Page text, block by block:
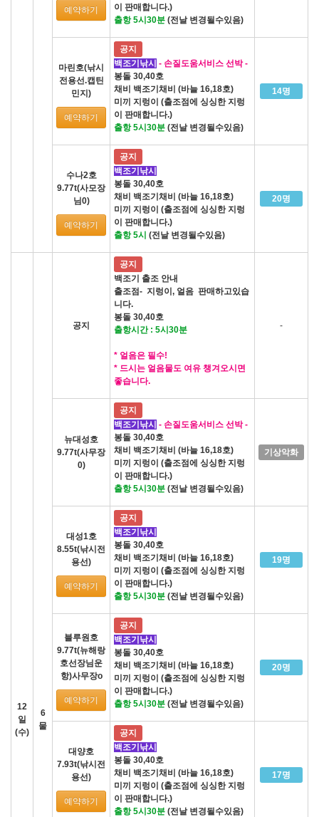
예약하기
이 판매합니다.)
출항 5시30분 (전날 변경될수있음)
마린호(낚시
전용선.캡틴
민지)
예약하기
공지
백조기낚시 - 손질도움서비스 선박 -
봉돌 30,40호
채비 백조기채비 (바늘 16,18호)
미끼 지렁이 (출조점에 싱싱한 지렁
이 판매합니다.)
출항 5시30분 (전날 변경될수있음)
14명
수나2호
9.77t(사모장
님0)
예약하기
공지
백조기낚시
봉돌 30,40호
채비 백조기채비 (바늘 16,18호)
미끼 지렁이 (출조점에 싱싱한 지렁
이 판매합니다.)
출항 5시 (전날 변경될수있음)
20명
12
일
(수)
6
물
공지
공지
백조기 출조 안내
출조점- 지렁이, 얼음 판매하고있습
니다.
봉돌 30,40호
출항시간 : 5시30분
* 얼음은 필수!
* 드시는 얼음물도 여유 챙겨오시면
좋습니다.
-
뉴대성호
9.77t(사무장
0)
공지
백조기낚시 - 손질도움서비스 선박 -
봉돌 30,40호
채비 백조기채비 (바늘 16,18호)
미끼 지렁이 (출조점에 싱싱한 지렁
이 판매합니다.)
출항 5시30분 (전날 변경될수있음)
기상악화
대성1호
8.55t(낚시전
용선)
예약하기
공지
백조기낚시
봉돌 30,40호
채비 백조기채비 (바늘 16,18호)
미끼 지렁이 (출조점에 싱싱한 지렁
이 판매합니다.)
출항 5시30분 (전날 변경될수있음)
19명
블루원호
9.77t(뉴해랑
호선장님운
항)사무장o
예약하기
공지
백조기낚시
봉돌 30,40호
채비 백조기채비 (바늘 16,18호)
미끼 지렁이 (출조점에 싱싱한 지렁
이 판매합니다.)
출항 5시30분 (전날 변경될수있음)
20명
대양호
7.93t(낚시전
용선)
예약하기
공지
백조기낚시
봉돌 30,40호
채비 백조기채비 (바늘 16,18호)
미끼 지렁이 (출조점에 싱싱한 지렁
이 판매합니다.)
출항 5시30분 (전날 변경될수있음)
17명